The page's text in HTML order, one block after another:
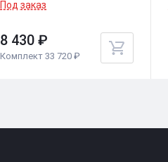
Под заказ
8 430 ₽
Комплект 33 720 ₽